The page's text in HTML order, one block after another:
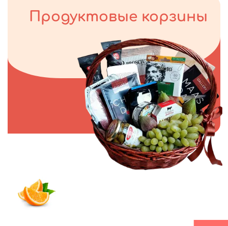
Продуктовые корзины